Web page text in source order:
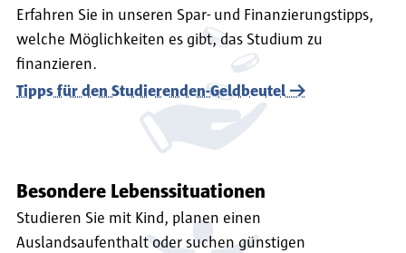
Erfahren Sie in unseren Spar- und Finanzierungstipps,
welche Möglichkeiten es gibt, das Studium zu
finanzieren.
Tipps für den Studierenden-Geldbeutel
Besondere Lebenssituationen
Studieren Sie mit Kind, planen einen
Auslandsaufenthalt oder suchen günstigen